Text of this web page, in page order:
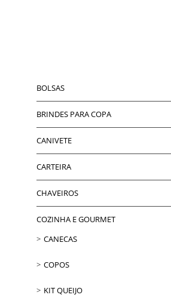
BOLSAS
BRINDES PARA COPA
CANIVETE
CARTEIRA
CHAVEIROS
COZINHA E GOURMET
CANECAS
COPOS
KIT QUEIJO